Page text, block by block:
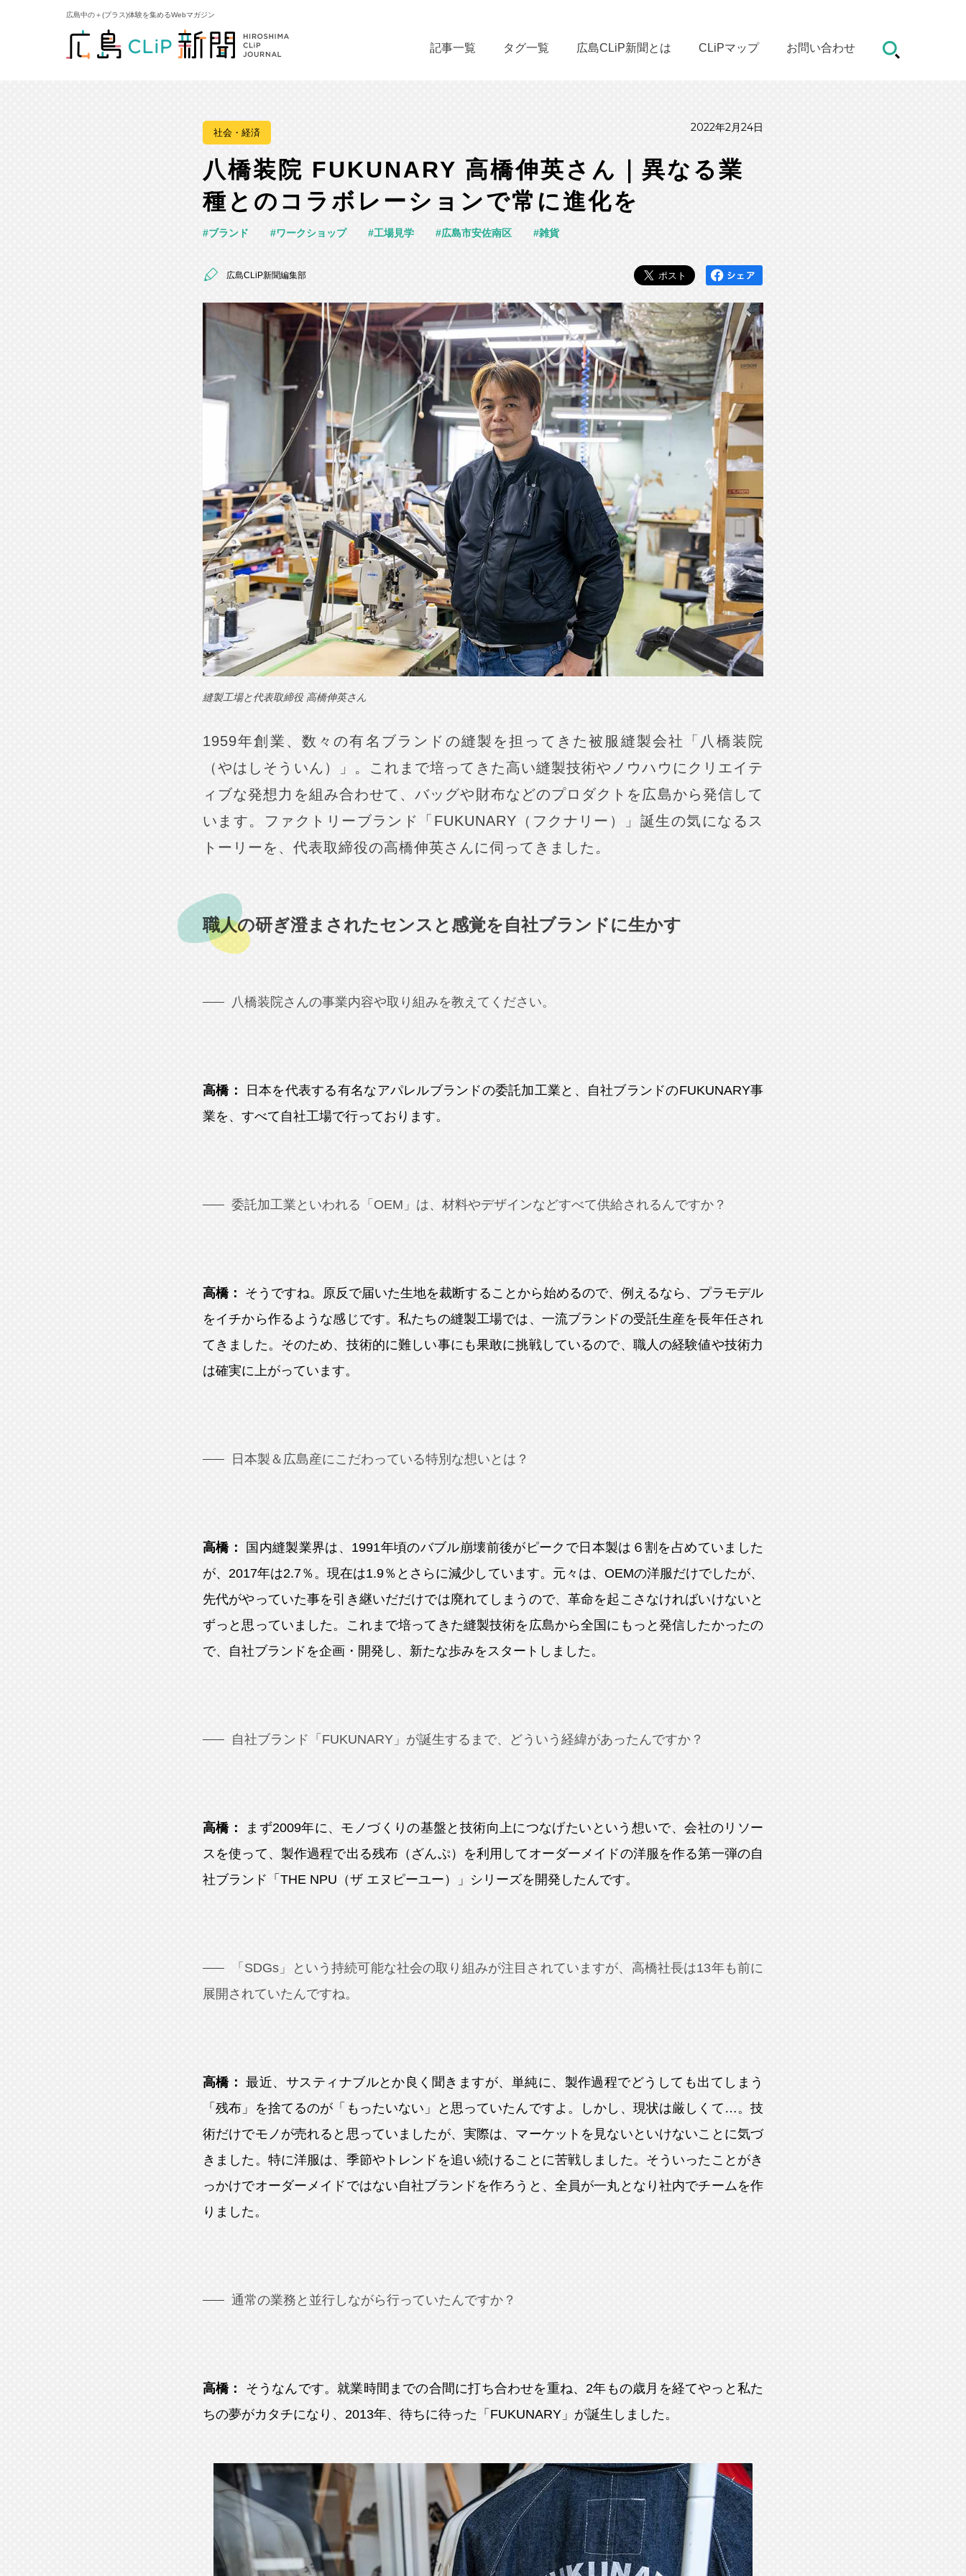
広島中の＋(プラス)体験を集めるWebマガジン
記事一覧 タグ一覧 広島CLiP新聞とは CLiPマップ お問い合わせ
社会・経済 2022年2月24日
八橋装院 FUKUNARY 高橋伸英さん｜異なる業
種とのコラボレーションで常に進化を
ブランド ワークショップ 工場見学 広島市安佐南区 雑貨
広島CLiP新聞編集部
縫製工場と代表取締役 高橋伸英さん
1959年創業、数々の有名ブランドの縫製を担ってきた被服縫製会社「八橋装院
（やはしそういん）」。これまで培ってきた高い縫製技術やノウハウにクリエイテ
ィブな発想力を組み合わせて、バッグや財布などのプロダクトを広島から発信して
います。ファクトリーブランド「FUKUNARY（フクナリー）」誕生の気になるス
トーリーを、代表取締役の高橋伸英さんに伺ってきました。
職人の研ぎ澄まされたセンスと感覚を自社ブランドに生かす
八橋装院さんの事業内容や取り組みを教えてください。
高橋：
日本を代表する有名なアパレルブランドの委託加工業と、自社ブランドのFUKUNARY事
業を、すべて自社工場で行っております。
委託加工業といわれる「OEM」は、材料やデザインなどすべて供給されるんですか？
高橋：
そうですね。原反で届いた生地を裁断することから始めるので、例えるなら、プラモデル
をイチから作るような感じです。私たちの縫製工場では、一流ブランドの受託生産を長年任され
てきました。そのため、技術的に難しい事にも果敢に挑戦しているので、職人の経験値や技術力
は確実に上がっています。
日本製＆広島産にこだわっている特別な想いとは？
高橋：
国内縫製業界は、1991年頃のバブル崩壊前後がピークで日本製は６割を占めていました
が、2017年は2.7％。現在は1.9％とさらに減少しています。元々は、OEMの洋服だけでしたが、
先代がやっていた事を引き継いだだけでは廃れてしまうので、革命を起こさなければいけないと
ずっと思っていました。これまで培ってきた縫製技術を広島から全国にもっと発信したかったの
で、自社ブランドを企画・開発し、新たな歩みをスタートしました。
自社ブランド「FUKUNARY」が誕生するまで、どういう経緯があったんですか？
高橋：
まず2009年に、モノづくりの基盤と技術向上につなげたいという想いで、会社のリソー
スを使って、製作過程で出る残布（ざんぷ）を利用してオーダーメイドの洋服を作る第一弾の自
社ブランド「THE NPU（ザ エヌピーユー）」シリーズを開発したんです。
「SDGs」という持続可能な社会の取り組みが注目されていますが、高橋社長は13年も前に
展開されていたんですね。
高橋：
最近、サスティナブルとか良く聞きますが、単純に、製作過程でどうしても出てしまう
「残布」を捨てるのが「もったいない」と思っていたんですよ。しかし、現状は厳しくて…。技
術だけでモノが売れると思っていましたが、実際は、マーケットを見ないといけないことに気づ
きました。特に洋服は、季節やトレンドを追い続けることに苦戦しました。そういったことがき
っかけでオーダーメイドではない自社ブランドを作ろうと、全員が一丸となり社内でチームを作
りました。
通常の業務と並行しながら行っていたんですか？
高橋：
そうなんです。就業時間までの合間に打ち合わせを重ね、2年もの歳月を経てやっと私た
ちの夢がカタチになり、2013年、待ちに待った「FUKUNARY」が誕生しました。